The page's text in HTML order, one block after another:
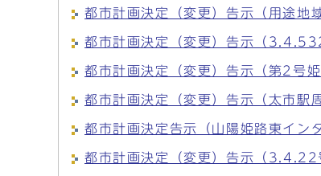
都市計画決定（変更）告示（用途地
都市計画決定（変更）告示（
都市計画決定（変更）告示（第2号
都市計画決定（変更）告示（太市駅
都市計画決定告示（山陽姫路東イン
都市計画決定（変更）告示（3.4.22